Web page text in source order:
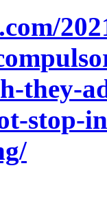
they-
stop-